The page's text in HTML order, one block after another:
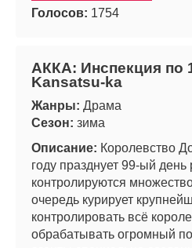
Голосов: 1754
АККА: Инспекция по
Kansatsu-ka
Жанры: Драма
Сезон: зима
Описание: Королевство
году празднует 99-ый
контролируются
очередь курирует
контролировать всё
обрабатывать огромный